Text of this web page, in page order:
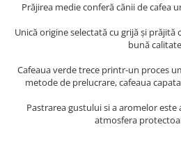
Prăjirea medie conferă cănii de cafea
Unică origine selectată cu grijă și
bună
Cafeaua verde trece printr-un proces
metode de prelucrare, cafeaua
Pastrarea gustului si a aromelor este
atmosfera